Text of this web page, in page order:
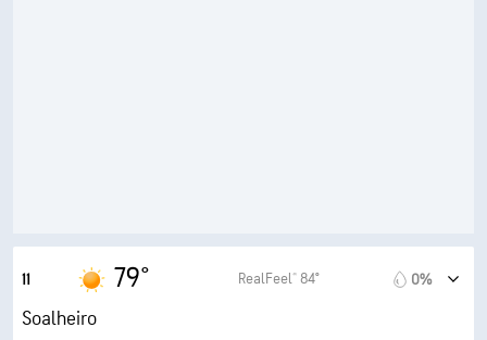
Teto de nuvens 30000 pés
11 79° RealFeel® 84° 0%
Soalheiro